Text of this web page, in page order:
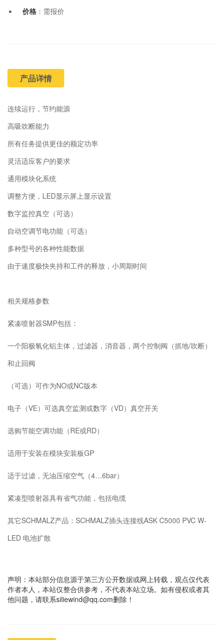
价格 ：需报价
产品详情
连续运行，节约能源
高吸吹断能力
所有任务提供更佳的额定功率
灵活适应客户的要求
通用模块化系统
调整方便，LED显示屏上显示设置
数字监控真空（可选）
自动空调节电功能（可选）
多种型号的各种性能数据
由于速度极快夹持和工件的释放，小周期时间
相关规格参数
紧凑喷射器SMP包括：
一个阳极氧化铝主体，过滤器，消音器，两个控制阀（抓地/吹断）
和止回阀
（可选）可作为NO或NC版本
电子（VE）可选真空监测或数字（VD）真空开关
选购节能空调功能（RE或RD）
适用于安装在模块安装板GP
适于过滤，无油压缩空气（4…6bar）
紧凑型喷射器具有省气功能，包括电缆
其它SCHMALZ产品：SCHMALZ插头连接线ASK C5000 PVC W-
LED 电池扩散
声明：本站部分信息源于第三方公开数据或网上转载，观点仅代表
作者本人，本站仅整合供参考，不代表本站立场。如有侵权或者其
他问题，请联系siliewind@qq.com删除！